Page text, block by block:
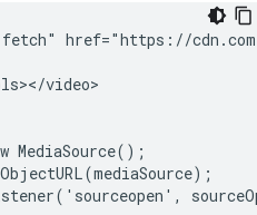
href="https://
video>
MediaSource();